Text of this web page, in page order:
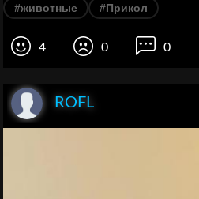
#животные #Прикол
4 0 0
ROFL